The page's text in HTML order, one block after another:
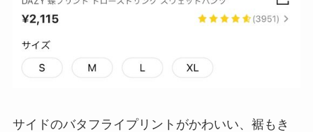
サイドのバタフライプリントがかわいい、裾もき